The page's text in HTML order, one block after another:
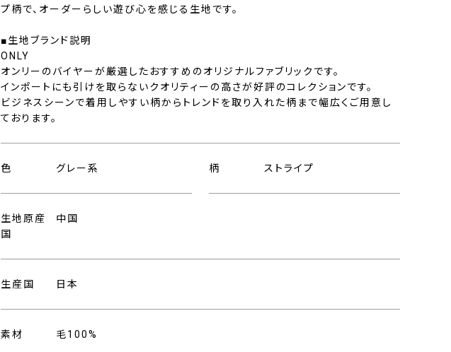
プ柄で、オーダーらしい遊び心を感じる生地です。
■生地ブランド説明
ONLY
オンリーのバイヤーが厳選したおすすめのオリジナルファブリックです。
インポートにも引けを取らないクオリティーの高さが好評のコレクションです。
ビジネスシーンで着用しやすい柄からトレンドを取り入れた柄まで幅広くご用意し
ております。
色 グレー系 柄 ストライプ
生地原産
国
中国
生産国 日本
素材 毛100%